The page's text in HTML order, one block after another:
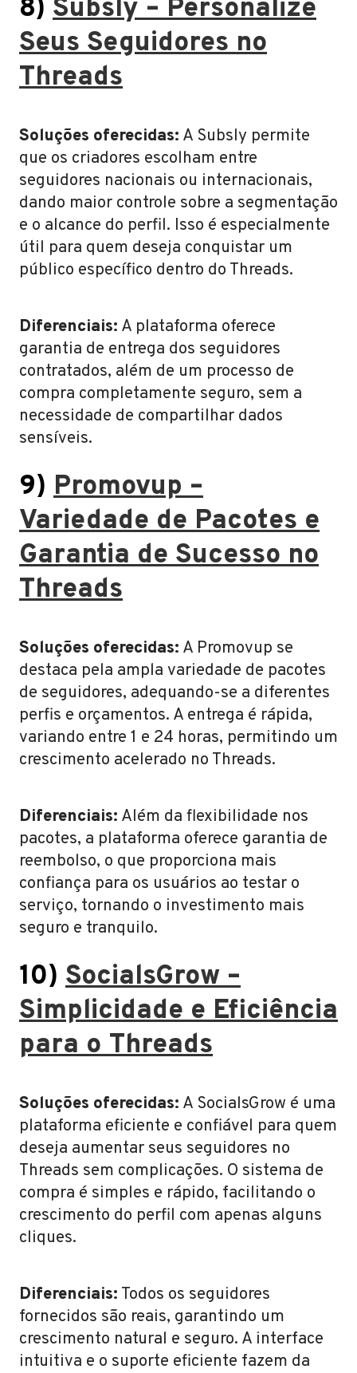
8) Subsly – Personalize
Seus Seguidores no
Threads
Soluções oferecidas: A Subsly permite
que os criadores escolham entre
seguidores nacionais ou internacionais,
dando maior controle sobre a segmentação
e o alcance do perfil. Isso é especialmente
útil para quem deseja conquistar um
público específico dentro do Threads.
Diferenciais: A plataforma oferece
garantia de entrega dos seguidores
contratados, além de um processo de
compra completamente seguro, sem a
necessidade de compartilhar dados
sensíveis.
9) Promovup –
Variedade de Pacotes e
Garantia de Sucesso no
Threads
Soluções oferecidas: A Promovup se
destaca pela ampla variedade de pacotes
de seguidores, adequando-se a diferentes
perfis e orçamentos. A entrega é rápida,
variando entre 1 e 24 horas, permitindo um
crescimento acelerado no Threads.
Diferenciais: Além da flexibilidade nos
pacotes, a plataforma oferece garantia de
reembolso, o que proporciona mais
confiança para os usuários ao testar o
serviço, tornando o investimento mais
seguro e tranquilo.
10) SocialsGrow –
Simplicidade e Eficiência
para o Threads
Soluções oferecidas: A SocialsGrow é uma
plataforma eficiente e confiável para quem
deseja aumentar seus seguidores no
Threads sem complicações. O sistema de
compra é simples e rápido, facilitando o
crescimento do perfil com apenas alguns
cliques.
Diferenciais: Todos os seguidores
fornecidos são reais, garantindo um
crescimento natural e seguro. A interface
intuitiva e o suporte eficiente fazem da